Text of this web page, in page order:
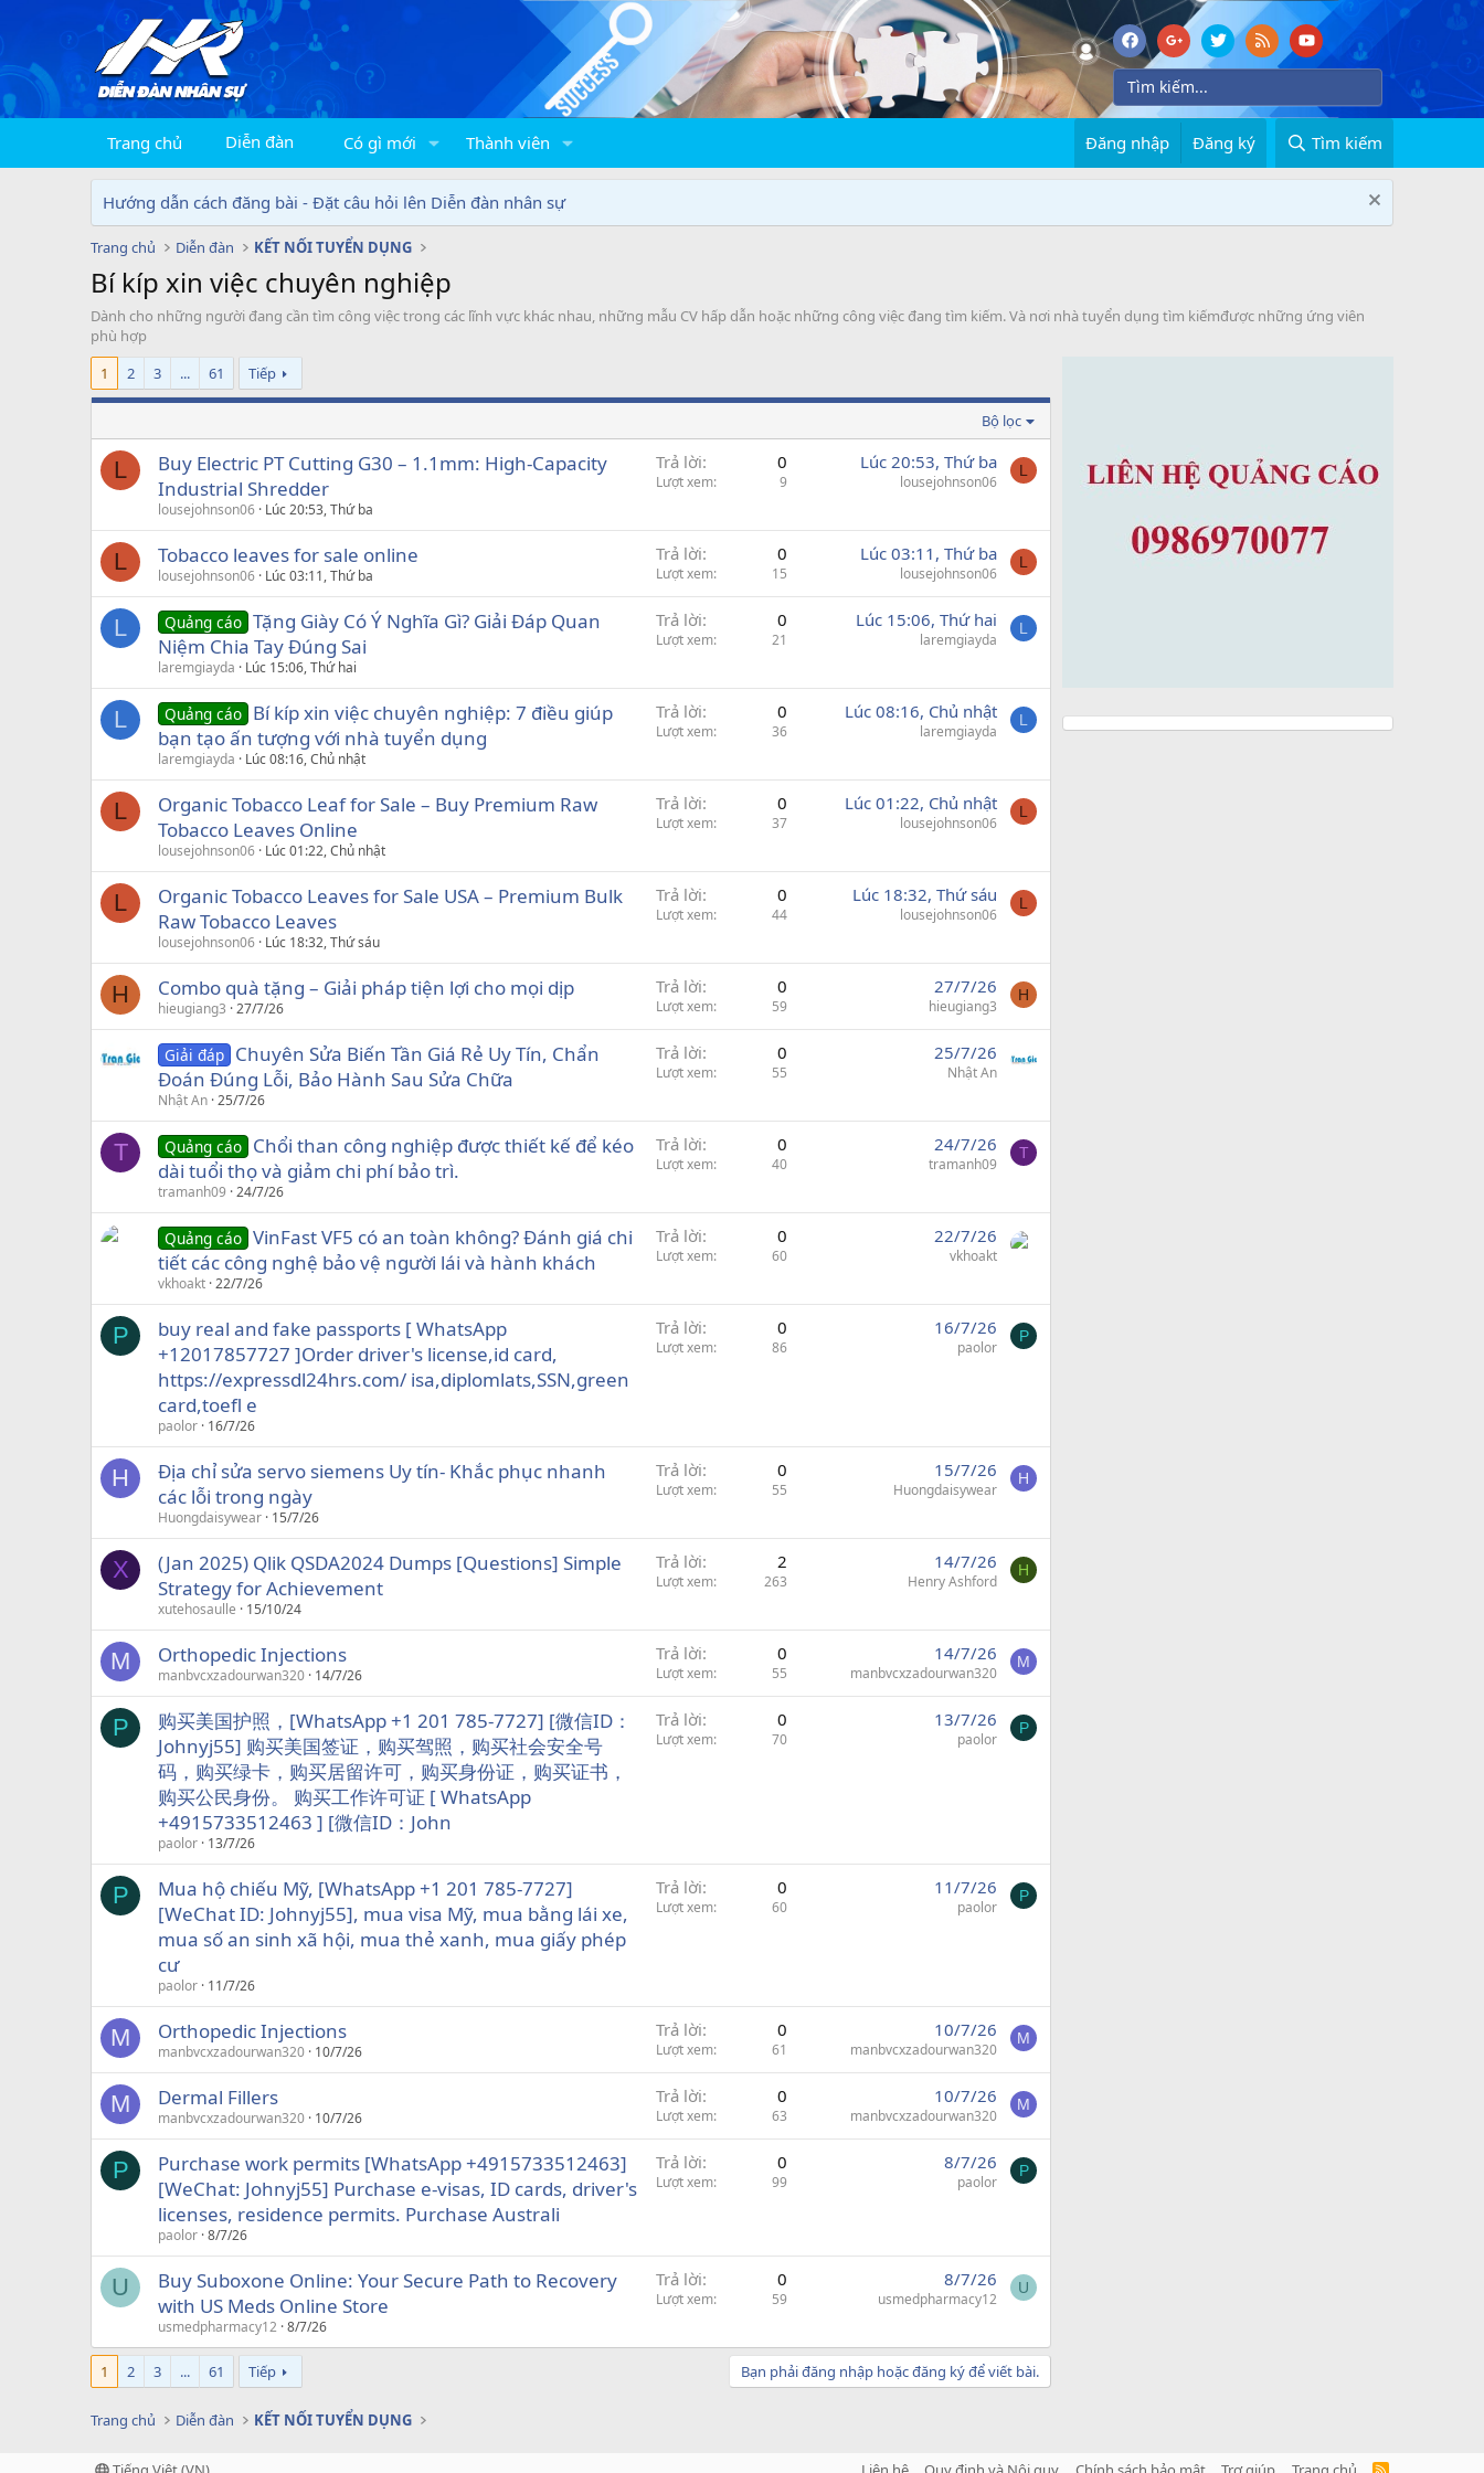
Trang chủ Diễn đàn Có gì mới Thành viên Đăng nhập Đăng ký Tìm kiếm
Hướng dẫn cách đăng bài - Đặt câu hỏi lên Diễn đàn nhân sự
Trang chủ Diễn đàn KẾT NỐI TUYỂN DỤNG
Bí kíp xin việc chuyên nghiệp
Dành cho những người đang cần tìm công việc trong các lĩnh vực khác nhau, những mẫu CV hấp dẫn hoặc những công việc đang tìm kiếm. Và nơi nhà tuyển dụng tìm kiếmđược những ứng viên
phù hợp
1
2 3 ... 61 Tiếp
Bộ lọc
L
Buy Electric PT Cutting G30 – 1.1mm: High-Capacity
Industrial Shredder
lousejohnson06 Lúc 20:53, Thứ ba
Trả lời 0
Lượt xem 9
Lúc 20:53, Thứ ba
lousejohnson06
L
L Tobacco leaves for sale online
lousejohnson06 Lúc 03:11, Thứ ba
Trả lời 0
Lượt xem 15
Lúc 03:11, Thứ ba
lousejohnson06
L
L Quảng cáo Tặng Giày Có Ý Nghĩa Gì? Giải Đáp Quan
Niệm Chia Tay Đúng Sai
laremgiayda Lúc 15:06, Thứ hai
Trả lời 0
Lượt xem 21
Lúc 15:06, Thứ hai
laremgiayda
L
L Quảng cáo Bí kíp xin việc chuyên nghiệp: 7 điều giúp
bạn tạo ấn tượng với nhà tuyển dụng
laremgiayda Lúc 08:16, Chủ nhật
Trả lời 0
Lượt xem 36
Lúc 08:16, Chủ nhật
laremgiayda
L
L
Organic Tobacco Leaf for Sale – Buy Premium Raw
Tobacco Leaves Online
lousejohnson06 Lúc 01:22, Chủ nhật
Trả lời 0
Lượt xem 37
Lúc 01:22, Chủ nhật
lousejohnson06
L
L
Organic Tobacco Leaves for Sale USA – Premium Bulk
Raw Tobacco Leaves
lousejohnson06 Lúc 18:32, Thứ sáu
Trả lời 0
Lượt xem 44
Lúc 18:32, Thứ sáu
lousejohnson06
L
H Combo quà tặng – Giải pháp tiện lợi cho mọi dịp
hieugiang3 27/7/26
Trả lời 0
Lượt xem 59
27/7/26
hieugiang3
H
Giải đáp Chuyên Sửa Biến Tần Giá Rẻ Uy Tín, Chẩn
Đoán Đúng Lỗi, Bảo Hành Sau Sửa Chữa
Nhật An 25/7/26
Trả lời 0
Lượt xem 55
25/7/26
Nhật An
T Quảng cáo Chổi than công nghiệp được thiết kế để kéo
dài tuổi thọ và giảm chi phí bảo trì.
tramanh09 24/7/26
Trả lời 0
Lượt xem 40
24/7/26
tramanh09
T
Quảng cáo VinFast VF5 có an toàn không? Đánh giá chi
tiết các công nghệ bảo vệ người lái và hành khách
vkhoakt 22/7/26
Trả lời 0
Lượt xem 60
22/7/26
vkhoakt
P
buy real and fake passports [ WhatsApp
+12017857727 ]Order driver's license,id card,
https://expressdl24hrs.com/ isa,diplomlats,SSN,green
card,toefl e
paolor 16/7/26
Trả lời 0
Lượt xem 86
16/7/26
paolor
P
H
Địa chỉ sửa servo siemens Uy tín- Khắc phục nhanh
các lỗi trong ngày
Huongdaisywear 15/7/26
Trả lời 0
Lượt xem 55
15/7/26
Huongdaisywear
H
X
(Jan 2025) Qlik QSDA2024 Dumps [Questions] Simple
Strategy for Achievement
xutehosaulle 15/10/24
Trả lời 2
Lượt xem 263
14/7/26
Henry Ashford
H
M Orthopedic Injections
manbvcxzadourwan320 14/7/26
Trả lời 0
Lượt xem 55
14/7/26
manbvcxzadourwan320
M
P
购买美国护照，[WhatsApp +1 201 785-7727] [微信ID：
Johnyj55] 购买美国签证，购买驾照，购买社会安全号
码，购买绿卡，购买居留许可，购买身份证，购买证书，
购买公民身份。 购买工作许可证 [ WhatsApp
+4915733512463 ] [微信ID：John
paolor 13/7/26
Trả lời 0
Lượt xem 70
13/7/26
paolor
P
P
Mua hộ chiếu Mỹ, [WhatsApp +1 201 785-7727]
[WeChat ID: Johnyj55], mua visa Mỹ, mua bằng lái xe,
mua số an sinh xã hội, mua thẻ xanh, mua giấy phép
cư
paolor 11/7/26
Trả lời 0
Lượt xem 60
11/7/26
paolor
P
M Orthopedic Injections
manbvcxzadourwan320 10/7/26
Trả lời 0
Lượt xem 61
10/7/26
manbvcxzadourwan320
M
M Dermal Fillers
manbvcxzadourwan320 10/7/26
Trả lời 0
Lượt xem 63
10/7/26
manbvcxzadourwan320
M
P
Purchase work permits [WhatsApp +4915733512463]
[WeChat: Johnyj55] Purchase e-visas, ID cards, driver's
licenses, residence permits. Purchase Australi
paolor 8/7/26
Trả lời 0
Lượt xem 99
8/7/26
paolor
P
U
Buy Suboxone Online: Your Secure Path to Recovery
with US Meds Online Store
usmedpharmacy12 8/7/26
Trả lời 0
Lượt xem 59
8/7/26
usmedpharmacy12
U
1 2 3 ... 61 Tiếp Bạn phải đăng nhập hoặc đăng ký để viết bài.
Trang chủ Diễn đàn KẾT NỐI TUYỂN DỤNG
R